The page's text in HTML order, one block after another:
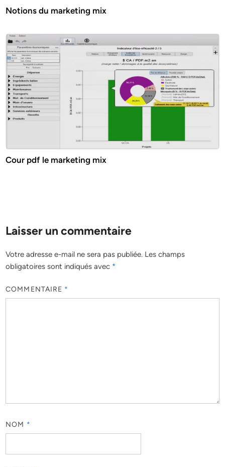
Notions du marketing mix
Cour pdf le marketing mix
Laisser un commentaire
Votre adresse e-mail ne sera pas publiée. Les champs
obligatoires sont indiqués avec *
COMMENTAIRE *
NOM *